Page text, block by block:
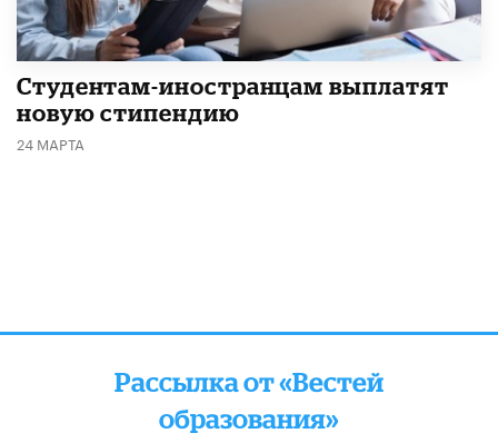
Студентам-иностранцам выплатят
новую стипендию
24 МАРТА
Рассылка от «Вестей
образования»